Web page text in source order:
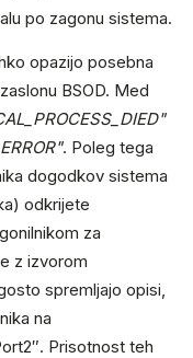
po zagonu sistema.
opazijo posebna
BSOD. Med
. Poleg tega
dogodkov sistema
odkrijete
za
z izvorom
spremljajo opisi,
na
Prisotnost teh